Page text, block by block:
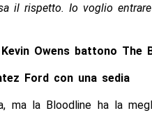
il rispetto. Io voglio
Owens battono The
Ford con una sedia
ma la Bloodline ha la